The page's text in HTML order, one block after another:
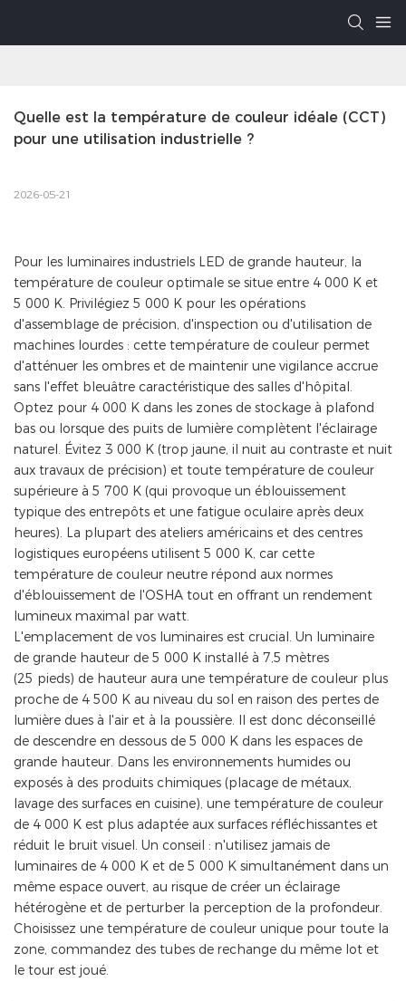
Quelle est la température de couleur idéale (CCT)
pour une utilisation industrielle ?
2026-05-21
Pour les luminaires industriels LED de grande hauteur, la
température de couleur optimale se situe entre 4 000 K et
5 000 K. Privilégiez 5 000 K pour les opérations
d'assemblage de précision, d'inspection ou d'utilisation de
machines lourdes : cette température de couleur permet
d'atténuer les ombres et de maintenir une vigilance accrue
sans l'effet bleuâtre caractéristique des salles d'hôpital.
Optez pour 4 000 K dans les zones de stockage à plafond
bas ou lorsque des puits de lumière complètent l'éclairage
naturel. Évitez 3 000 K (trop jaune, il nuit au contraste et nuit
aux travaux de précision) et toute température de couleur
supérieure à 5 700 K (qui provoque un éblouissement
typique des entrepôts et une fatigue oculaire après deux
heures). La plupart des ateliers américains et des centres
logistiques européens utilisent 5 000 K, car cette
température de couleur neutre répond aux normes
d'éblouissement de l'OSHA tout en offrant un rendement
lumineux maximal par watt.
L'emplacement de vos luminaires est crucial. Un luminaire
de grande hauteur de 5 000 K installé à 7,5 mètres
(25 pieds) de hauteur aura une température de couleur plus
proche de 4 500 K au niveau du sol en raison des pertes de
lumière dues à l'air et à la poussière. Il est donc déconseillé
de descendre en dessous de 5 000 K dans les espaces de
grande hauteur. Dans les environnements humides ou
exposés à des produits chimiques (placage de métaux,
lavage des surfaces en cuisine), une température de couleur
de 4 000 K est plus adaptée aux surfaces réfléchissantes et
réduit le bruit visuel. Un conseil : n'utilisez jamais de
luminaires de 4 000 K et de 5 000 K simultanément dans un
même espace ouvert, au risque de créer un éclairage
hétérogène et de perturber la perception de la profondeur.
Choisissez une température de couleur unique pour toute la
zone, commandez des tubes de rechange du même lot et
le tour est joué.